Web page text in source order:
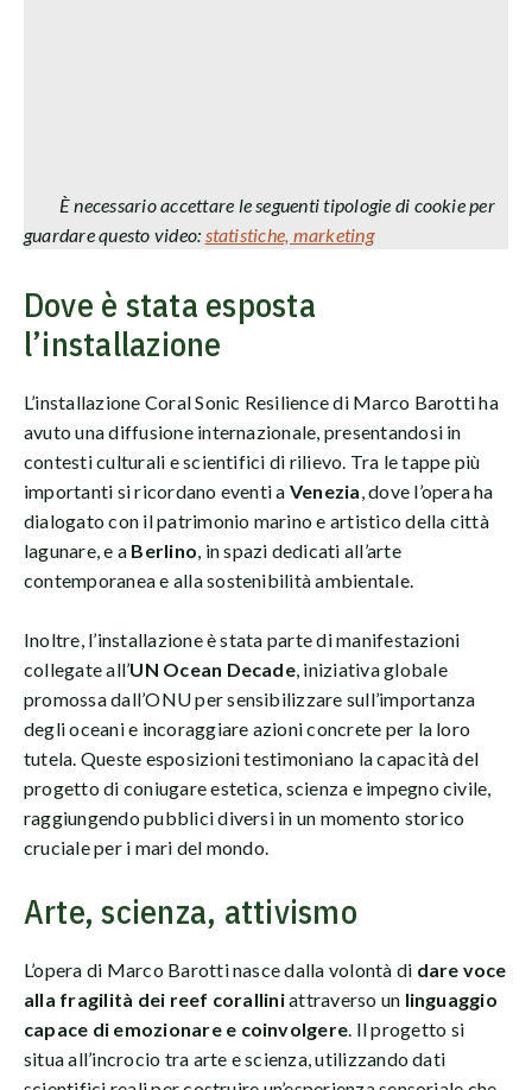
È necessario accettare le seguenti tipologie di cookie per
guardare questo video: statistiche, marketing
Dove è stata esposta
l’installazione
L’installazione Coral Sonic Resilience di Marco Barotti ha
avuto una diffusione internazionale, presentandosi in
contesti culturali e scientifici di rilievo. Tra le tappe più
importanti si ricordano eventi a Venezia, dove l’opera ha
dialogato con il patrimonio marino e artistico della città
lagunare, e a Berlino, in spazi dedicati all’arte
contemporanea e alla sostenibilità ambientale.
Inoltre, l’installazione è stata parte di manifestazioni
collegate all’UN Ocean Decade, iniziativa globale
promossa dall’ONU per sensibilizzare sull’importanza
degli oceani e incoraggiare azioni concrete per la loro
tutela. Queste esposizioni testimoniano la capacità del
progetto di coniugare estetica, scienza e impegno civile,
raggiungendo pubblici diversi in un momento storico
cruciale per i mari del mondo.
Arte, scienza, attivismo
L’opera di Marco Barotti nasce dalla volontà di dare voce
alla fragilità dei reef coralliniattraverso un linguaggio
capace di emozionare e coinvolgere. Il progetto si
situa all’incrocio tra arte e scienza, utilizzando dati